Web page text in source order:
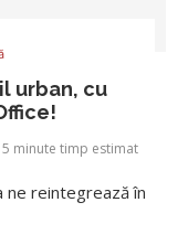
urban, cu
5 minute timp estimat
ne reintegrează în